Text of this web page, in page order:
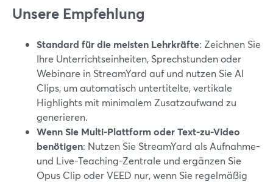
Unsere Empfehlung
Standard für die meisten Lehrkräfte: Zeichnen Sie
Ihre Unterrichtseinheiten, Sprechstunden oder
Webinare in StreamYard auf und nutzen Sie AI
Clips, um automatisch untertitelte, vertikale
Highlights mit minimalem Zusatzaufwand zu
generieren.
Wenn Sie Multi-Plattform oder Text-zu-Video
benötigen: Nutzen Sie StreamYard als Aufnahme-
und Live-Teaching-Zentrale und ergänzen Sie
Opus Clip oder VEED nur, wenn Sie regelmäßig